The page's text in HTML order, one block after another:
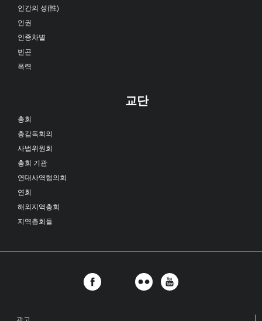
인간의 성(性)
인권
인종차별
빈곤
폭력
교단
총회
총감독회의
사법위원회
총회 기관
연대사역협의회
연회
해외지역총회
지역총회들
광고